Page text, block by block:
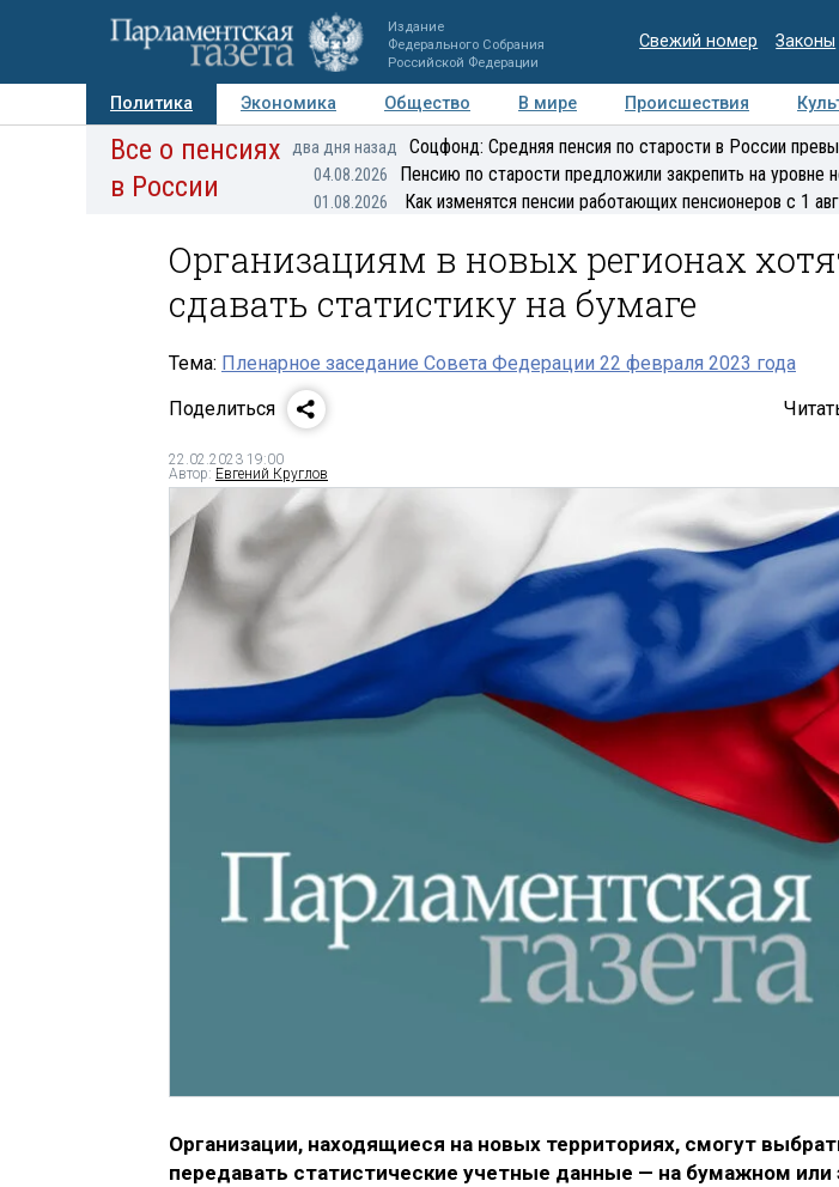
Издание
Федерального Собрания
Российской Федерации
Свежий номер Законы
Политика Экономика Общество В мире Происшествия
Авторы Персоны Мнения Регионы Медиацентр Интервью
Все о пенсиях
в России
два дня назад Соцфонд: Средняя пенсия по старости в России
04.08.2026 Пенсию по старости предложили закрепить на уровне
01.08.2026 Как изменятся пенсии работающих пенсионеров с 1
Организациям в новых регионах
сдавать статистику на бумаге
Тема: Пленарное заседание Совета Федерации 22 февраля 2023 года
Поделиться
22.02.2023 19:00
Автор: Евгений Круглов
Организации, находящиеся на новых территориях, смогут
передавать статистические учетные данные — на бумажном или